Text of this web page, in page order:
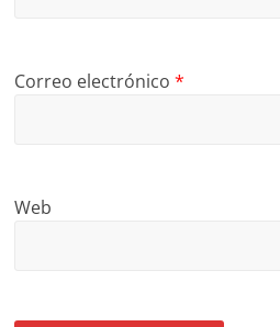
Correo electrónico*
Web